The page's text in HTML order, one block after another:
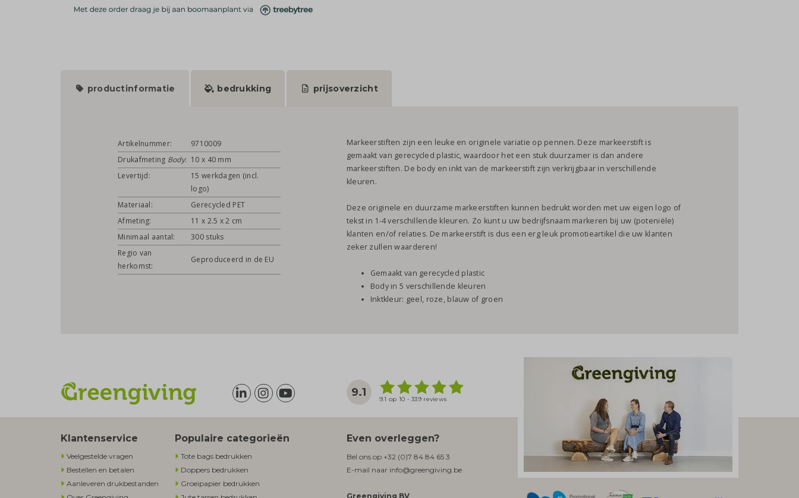
productinformatie bedrukking prijsoverzicht
Artikelnummer:
9710009
Drukafmeting Body: 10 x 40 mm
Levertijd:
15 werkdagen (incl.
logo)
Materiaal:
Gerecycled PET
Afmeting:
11 x 2.5 x 2 cm
Minimaal aantal:
300 stuks
Regio van
herkomst:
Geproduceerd in de EU
Markeerstiften zijn een leuke en originele variatie op pennen. Deze markeerstift is
gemaakt van gerecycled plastic, waardoor het een stuk duurzamer is dan andere
markeerstiften. De body en inkt van de markeerstift zijn verkrijgbaar in verschillende
kleuren.
Deze originele en duurzame markeerstiften kunnen bedrukt worden met uw eigen logo of
tekst in 1-4 verschillende kleuren. Zo kunt u uw bedrijfsnaam markeren bij uw (poteniële)
klanten en/of relaties. De markeerstift is dus een erg leuk promotieartikel die uw klanten
zeker zullen waarderen!
Gemaakt van gerecycled plastic
Body in 5 verschillende kleuren
Inktkleur: geel, roze, blauw of groen
9.1
9.1 op 10 - 339 reviews
Klantenservice
Veelgestelde vragen
Bestellen en betalen
Aanleveren drukbestanden
Populaire categorieën
Tote bags bedrukken
Doppers bedrukken
Groeipapier bedrukken
Even overleggen?
Bel ons op +32 (0)7 84 84 65 3
E-mail naar info@greengiving.be
Greengiving BV